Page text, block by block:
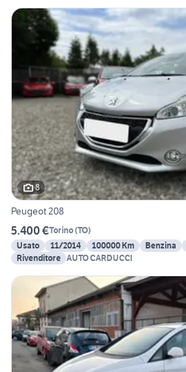
8
Peugeot 208
5.400 €Torino(TO)
Usato
11/2014 100000 Km Benzina
Rivenditore AUTO CARDUCCI